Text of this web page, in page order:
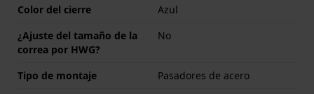
Color del cierre
Azul
¿Ajuste del tamaño de la
correa por HWG?
No
Tipo de montaje
Pasadores de acero